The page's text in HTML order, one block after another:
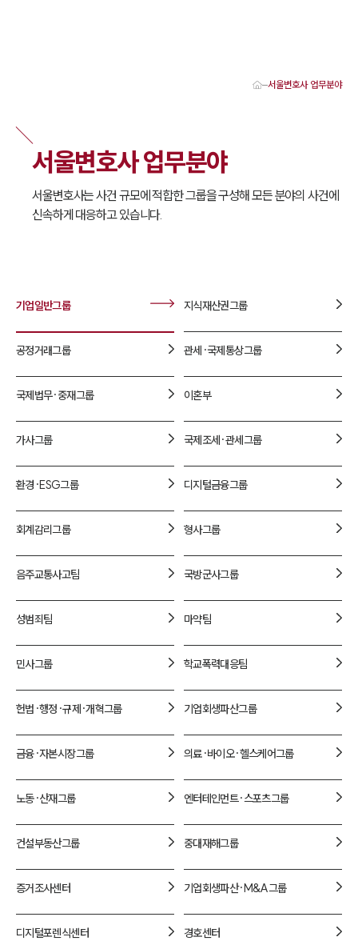
서울변호사
형사변호사
강남이혼변호사
서울학교폭력변호사
서울부동산변호사
서울음주운전·교통사고변호사
서울변호사 업무분야
1800-7905
서울변호사 업무분야
서울변호사 업무분야
서울변호사는 사건 규모에 적합한 그룹을 구성해 모든 분야의 사건에
신속하게 대응하고 있습니다.
기업일반그룹 지식재산권그룹
공정거래그룹 관세·국제통상그룹
국제법무·중재그룹 이혼부
가사그룹 국제조세·관세그룹
환경·ESG그룹 디지털금융그룹
회계감리그룹 형사그룹
음주교통사고팀 국방군사그룹
성범죄팀 마약팀
민사그룹 학교폭력대응팀
헌법·행정·규제·개혁그룹 기업회생파산그룹
금융·자본시장그룹 의료·바이오·헬스케어그룹
노동·산재그룹 엔터테인먼트·스포츠그룹
건설부동산그룹 중대재해그룹
증거조사센터 기업회생파산·M&A그룹
디지털포렌식센터 경호센터